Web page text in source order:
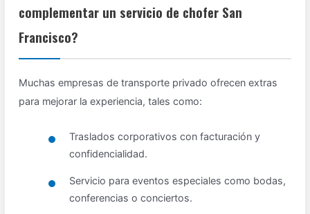
complementar un servicio de chofer San
Francisco?
Muchas empresas de transporte privado ofrecen extras
para mejorar la experiencia, tales como:
Traslados corporativos con facturación y
confidencialidad.
Servicio para eventos especiales como bodas,
conferencias o conciertos.